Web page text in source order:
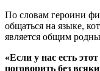
По словам героини
общаться на языке,
является общим
«Если у нас есть
поговорить без